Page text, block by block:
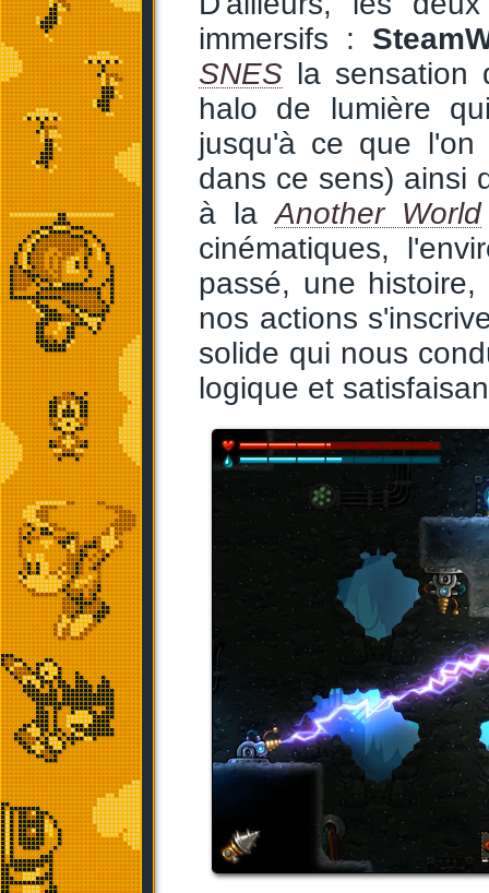
immersifs :
SNES la sensation
halo de lumière
jusqu'à ce que
dans ce sens) ainsi
à laAnother World
cinématiques,
passé, une
nos actions
solide qui nous
logique et